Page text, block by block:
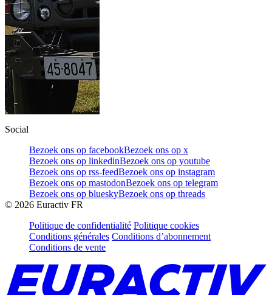
Social
Bezoek ons op facebookBezoek ons op x
Bezoek ons op linkedinBezoek ons op youtube
Bezoek ons op rss-feedBezoek ons op instagram
Bezoek ons op mastodonBezoek ons op telegram
Bezoek ons op blueskyBezoek ons op threads
© 2026 Euractiv FR
Politique de confidentialité Politique cookies
Conditions générales Conditions d’abonnement
Conditions de vente